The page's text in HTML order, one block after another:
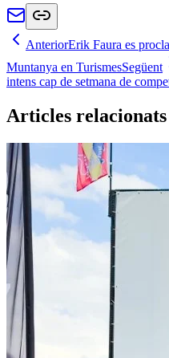
AnteriorErik Faura es
Muntanya en TurismesSegüent
intens cap de setmana de
Articles relacionats